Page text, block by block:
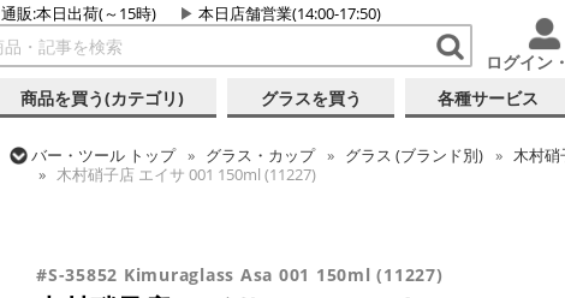
通販:本日出荷(～15時) 本日店舗営業(14:00-17:50)
ログイン
商品を買う(カテゴリ) グラスを買う 各種サービス
バー・ツール トップ グラス・カップ グラス (ブランド別)
木村硝
木村硝子店 エイサ 001 150ml (11227)
#S-35852 Kimuraglass Asa 001 150ml (11227)